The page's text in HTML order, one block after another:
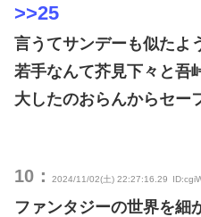
>>25
言うてサンデーも似たよ
若手なんて芥見下々と吾
大したのおらんからセー
10： 2024/11/02(土) 22:27:16.29
ファンタジーの世界を細